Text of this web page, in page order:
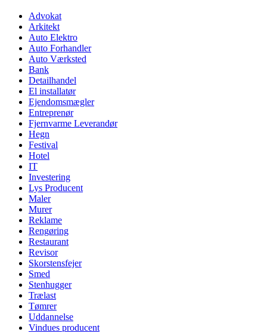
Advokat
Arkitekt
Auto Elektro
Auto Forhandler
Auto Værksted
Bank
Detailhandel
El installatør
Ejendomsmægler
Entreprenør
Fjernvarme Leverandør
Hegn
Festival
Hotel
IT
Investering
Lys Producent
Maler
Murer
Reklame
Rengøring
Restaurant
Revisor
Skorstensfejer
Smed
Stenhugger
Trælast
Tømrer
Uddannelse
Vindues producent